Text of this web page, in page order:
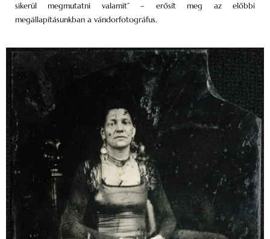
sikerül megmutatni valamit” – erősít meg az előbbi
megállapításunkban a vándorfotográfus.